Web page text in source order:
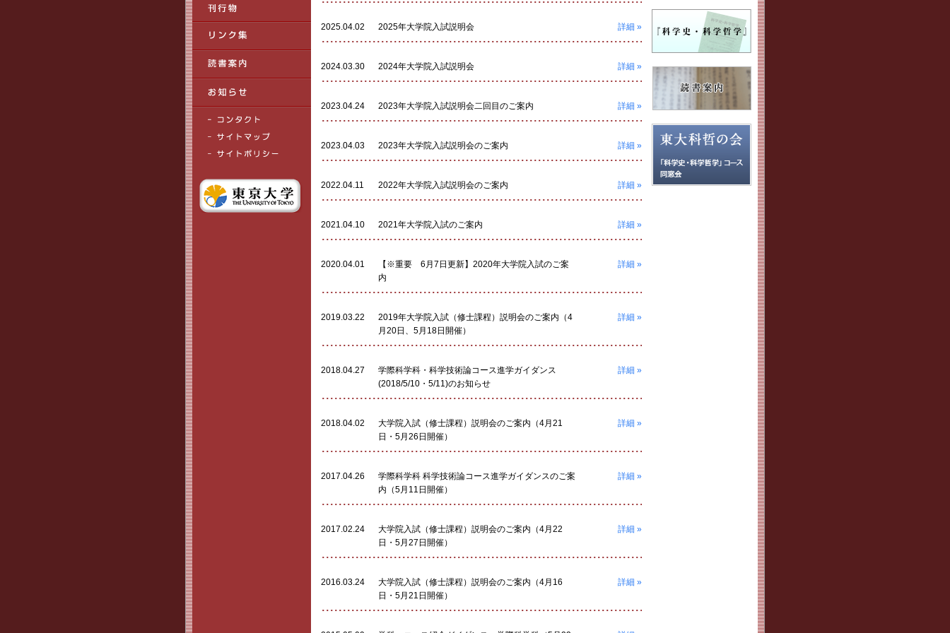
2025.04.02 2025年大学院入試説明会 詳細 »
2024.03.30 2024年大学院入試説明会 詳細 »
2023.04.24 2023年大学院入試説明会二回目のご案内 詳細 »
2023.04.03 2023年大学院入試説明会のご案内 詳細 »
2022.04.11 2022年大学院入試説明会のご案内 詳細 »
2021.04.10 2021年大学院入試のご案内 詳細 »
2020.04.01
【※重要 6月7日更新】2020年大学院入試のご案
内
詳細 »
2019.03.22
2019年大学院入試（修士課程）説明会のご案内（4
月20日、5月18日開催）
詳細 »
2018.04.27
学際科学科・科学技術論コース進学ガイダンス
(2018/5/10・5/11)のお知らせ
詳細 »
2018.04.02
大学院入試（修士課程）説明会のご案内（4月21
日・5月26日開催）
詳細 »
2017.04.26
学際科学科 科学技術論コース進学ガイダンスのご案
内（5月11日開催）
詳細 »
2017.02.24
大学院入試（修士課程）説明会のご案内（4月22
日・5月27日開催）
詳細 »
2016.03.24
大学院入試（修士課程）説明会のご案内（4月16
日・5月21日開催）
詳細 »